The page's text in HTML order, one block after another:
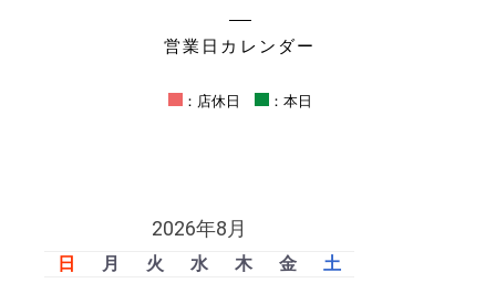
営業日カレンダー
：店休日 ：本日
2026年8月
日 月 火 水 木 金
土